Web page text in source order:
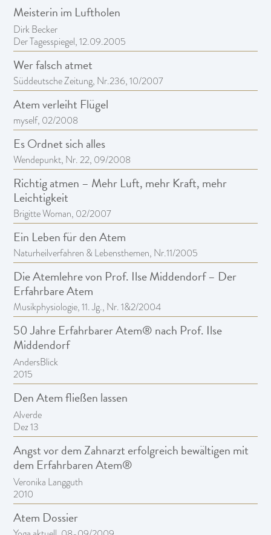
Meisterin im Luftholen
Dirk Becker
Der Tagesspiegel, 12.09.2005
Wer falsch atmet
Süddeutsche Zeitung, Nr.236, 10/2007
Atem verleiht Flügel
myself, 02/2008
Es Ordnet sich alles
Wendepunkt, Nr. 22, 09/2008
Richtig atmen – Mehr Luft, mehr Kraft, mehr
Leichtigkeit
Brigitte Woman, 02/2007
Ein Leben für den Atem
Naturheilverfahren & Lebensthemen, Nr.11/2005
Die Atemlehre von Prof. Ilse Middendorf – Der
Erfahrbare Atem
Musikphysiologie, 11. Jg., Nr. 1&2/2004
50 Jahre Erfahrbarer Atem® nach Prof. Ilse
Middendorf
AndersBlick
2015
Den Atem fließen lassen
Alverde
Dez 13
Angst vor dem Zahnarzt erfolgreich bewältigen mit
dem Erfahrbaren Atem®
Veronika Langguth
2010
Atem Dossier